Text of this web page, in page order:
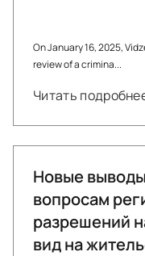
On January 16, 2025,
review of a crimina...
Читать
Новые
вопросам
разрешений
вид на